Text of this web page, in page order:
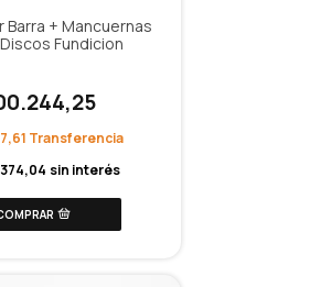
Barra + Mancuernas
Fundicion
sin interés